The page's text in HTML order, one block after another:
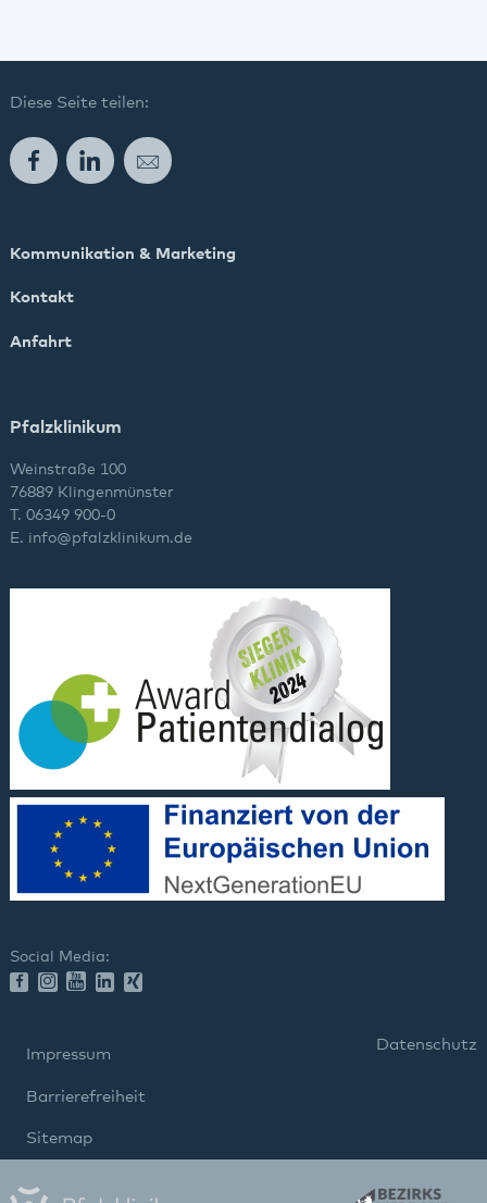
Diese Seite teilen:
FacebookLinkedInE-Mail
Kommunikation & Marketing
Kontakt
Anfahrt
Pfalzklinikum
Weinstraße 100
76889 Klingenmünster
T. 06349 900-0
E. info@pfalzklinikum.de
Social Media:
Impressum
Datenschutz
Barrierefreiheit
Sitemap